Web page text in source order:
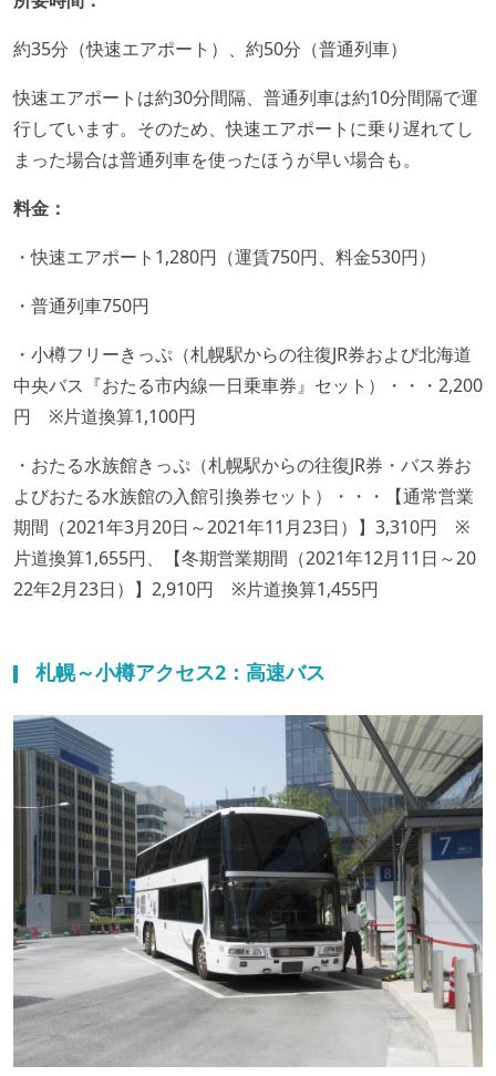
約35分（快速エアポート）、約50分（普通列車）
快速エアポートは約30分間隔、普通列車は約10分間隔で運
行しています。そのため、快速エアポートに乗り遅れてし
まった場合は普通列車を使ったほうが早い場合も。
料金：
・快速エアポート1,280円（運賃750円、料金530円）
・普通列車750円
・小樽フリーきっぷ（札幌駅からの往復JR券および北海道
中央バス『おたる市内線一日乗車券』セット）・・・2,200
円 ※片道換算1,100円
・おたる水族館きっぷ（札幌駅からの往復JR券・バス券お
よびおたる水族館の入館引換券セット）・・・【通常営業
期間（2021年3月20日～2021年11月23日）】3,310円 ※
片道換算1,655円、【冬期営業期間（2021年12月11日～20
22年2月23日）】2,910円 ※片道換算1,455円
札幌～小樽アクセス2：高速バス